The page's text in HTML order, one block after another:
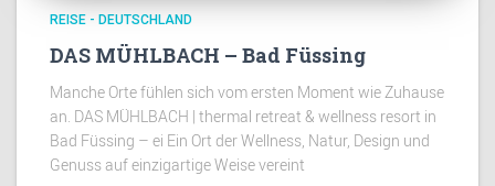
REISE - DEUTSCHLAND
DAS MÜHLBACH – Bad Füssing
Manche Orte fühlen sich vom ersten Moment wie Zuhause
an. DAS MÜHLBACH | thermal retreat & wellness resort in
Bad Füssing – ei Ein Ort der Wellness, Natur, Design und
Genuss auf einzigartige Weise vereint